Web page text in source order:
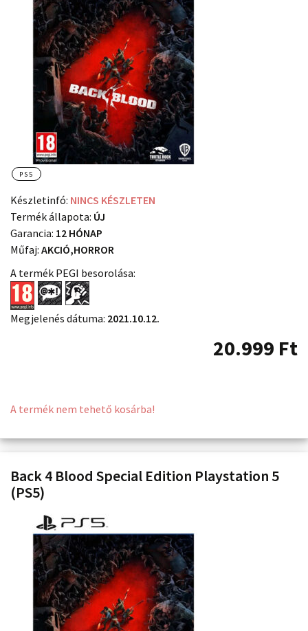
PS5
Készletinfó: NINCS KÉSZLETEN
Termék állapota: ÚJ
Garancia: 12 HÓNAP
Műfaj: AKCIÓ,HORROR
A termék PEGI besorolása:
Megjelenés dátuma: 2021.10.12.
20.999 Ft
A termék nem tehető kosárba!
Back 4 Blood Special Edition Playstation 5
(PS5)